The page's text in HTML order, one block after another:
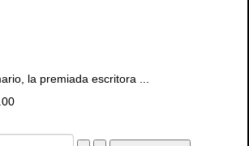
la premiada escritora ...